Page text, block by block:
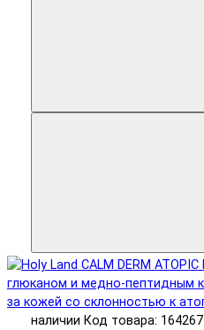
наличии Код товара: 164267